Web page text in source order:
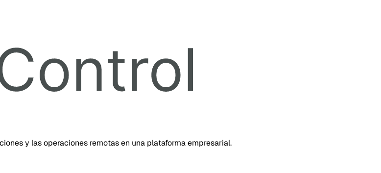
y las operaciones remotas en una plataforma empresarial.